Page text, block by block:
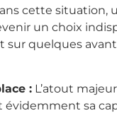
cette situation,
un choix
sur quelques
: L’atout
évidemment sa